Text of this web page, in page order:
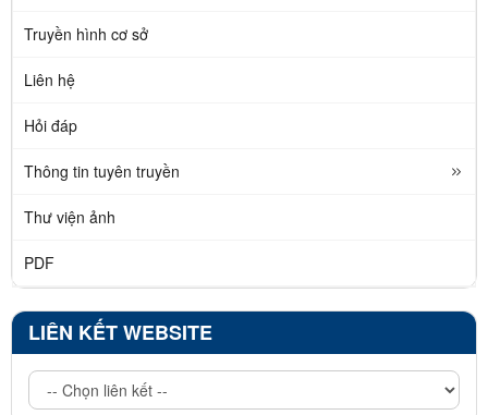
Truyền hình cơ sở
Liên hệ
Hỏi đáp
Thông tin tuyên truyền
Thư viện ảnh
PDF
LIÊN KẾT WEBSITE